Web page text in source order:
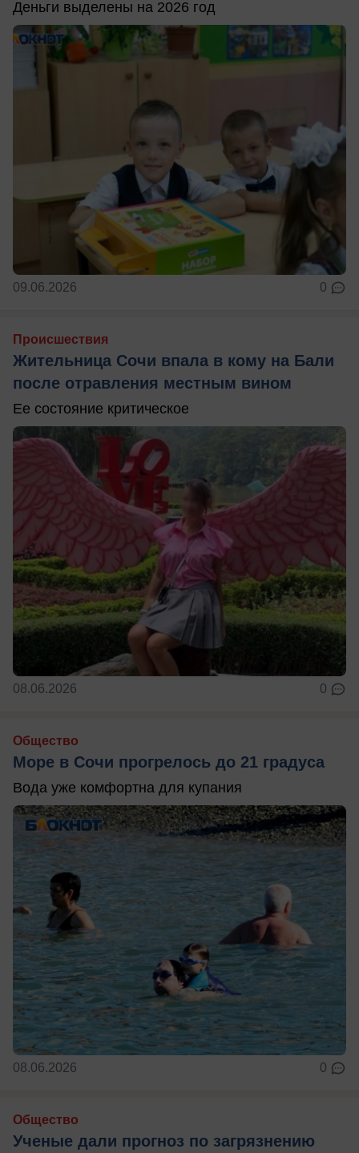
Деньги выделены на 2026 год
09.06.2026 0
Происшествия
Жительница Сочи впала в кому на Бали
после отравления местным вином
Ее состояние критическое
08.06.2026 0
Общество
Море в Сочи прогрелось до 21 градуса
Вода уже комфортна для купания
08.06.2026 0
Общество
Ученые дали прогноз по загрязнению